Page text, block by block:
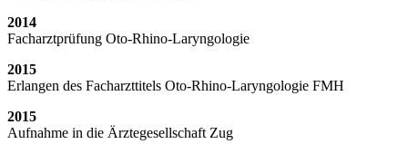
2014
Facharztprüfung Oto-Rhino-Laryngologie
2015
Erlangen des Facharzttitels Oto-Rhino-Laryngologie FMH
2015
Aufnahme in die Ärztegesellschaft Zug